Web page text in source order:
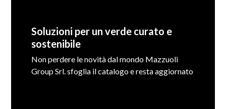
Soluzioni per un verde curato e
sostenibile
Non perdere le novità dal mondo Mazzuoli
Group Srl. sfoglia il catalogo e resta aggiornato